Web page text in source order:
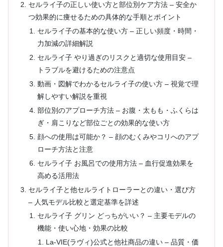
セルライ子の正しい使い方と部位別ケア方法 – 安全か
つ効果的に痩せるための具体的な手順とポイント
セルライ子の基本的な使い方 – 正しい頻度・時間・
力加減の詳細解説
セルライ子 やり過ぎのリスクと適切な使用目安 –
トラブルを避けるための注意点
動画・図解でわかるセルライ子の使い方 – 視覚で理
解しやすい解説を重視
部位別のアプローチ方法 – お腹・太もも・ふくらは
ぎ・肩こりなど部位ごとの効果的な使い方
顔への使用は可能か？ – 顔のむくみやコリへのアプ
ローチ方法と注意
セルライ子 お風呂での使用方法 – 血行促進効果を
高める活用法
セルライ子と他セルライトローラーとの違い・選び方
– 人気モデル比較と選定基準を詳述
セルライ子 グリン どっちがいい？ – 主要モデルの
機能・使い心地・効果の比較
La-VIE(ラヴィ)公式と他社商品の違い – 品質・価